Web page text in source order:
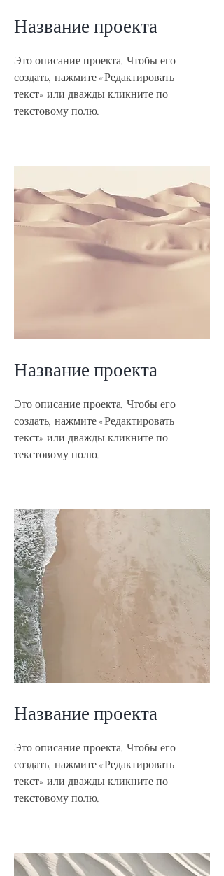
Название проекта
Это описание проекта. Чтобы его
создать, нажмите «Редактировать
текст» или дважды кликните по
текстовому полю.
Название проекта
Это описание проекта. Чтобы его
создать, нажмите «Редактировать
текст» или дважды кликните по
текстовому полю.
Название проекта
Это описание проекта. Чтобы его
создать, нажмите «Редактировать
текст» или дважды кликните по
текстовому полю.